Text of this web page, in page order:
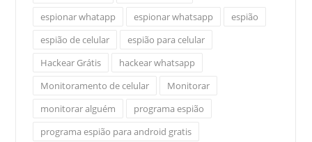
espionar whatapp
espionar whatsapp
espião
espião de celular
espião para celular
Hackear Grátis
hackear whatsapp
Monitoramento de celular
Monitorar
monitorar alguém
programa espião
programa espião para android gratis